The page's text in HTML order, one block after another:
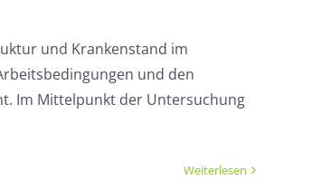
und Krankenstand im
und den
Im Mittelpunkt der Untersuchung
Weiterlesen